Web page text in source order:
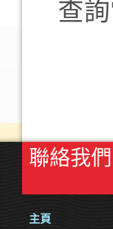
查
聯絡我們
主頁